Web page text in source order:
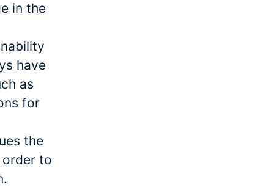
in the
have
as
for
the
order to